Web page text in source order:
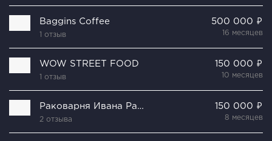
Baggins Coffee
1 отзыв
500 000 ₽
16 месяцев
WOW STREET FOOD
1 отзыв
150 000 ₽
10 месяцев
Раковарня Ивана Раковара
2 отзыва
150 000 ₽
8 месяцев